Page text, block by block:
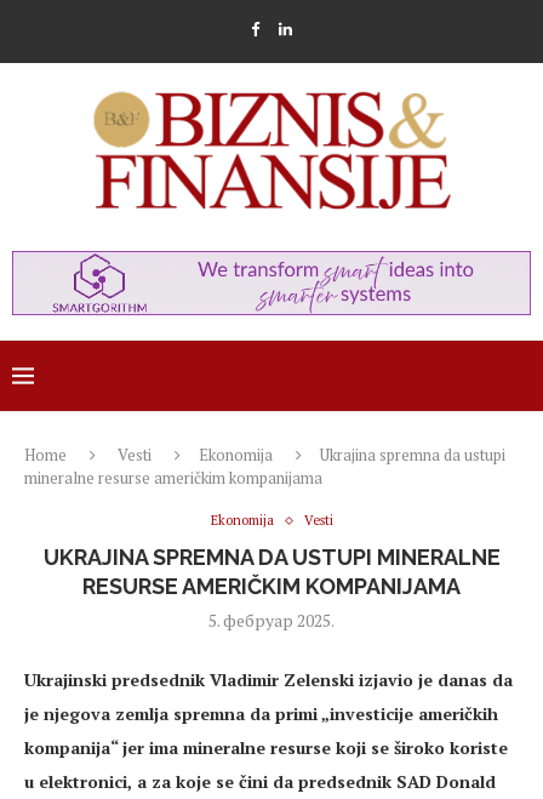
Home Vesti Ekonomija
Ukrajina spremna da ustupi
mineralne resurse američkim kompanijama
Ekonomija Vesti
UKRAJINA SPREMNA DA USTUPI MINERALNE
RESURSE AMERIČKIM KOMPANIJAMA
5. фебруар 2025.
Ukrajinski predsednik Vladimir Zelenski izjavio je danas da
je njegova zemlja spremna da primi „investicije američkih
kompanija“ jer ima mineralne resurse koji se široko koriste
u elektronici, a za koje se čini da predsednik SAD Donald